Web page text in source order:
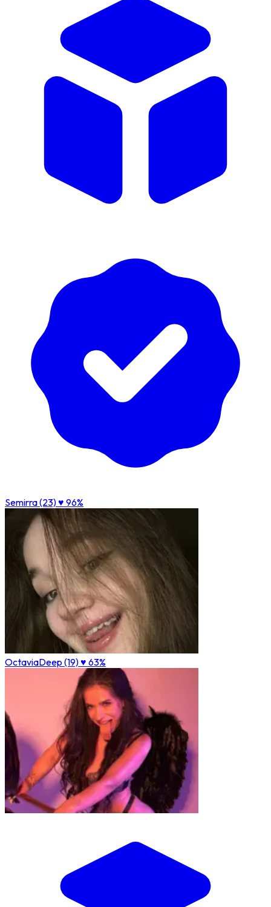
Semirra (23)♥ 96%
OctaviaDeep (19)♥ 63%